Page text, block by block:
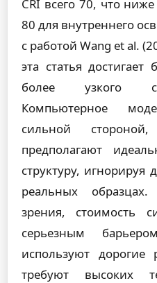
CRI всего 70, что ниже
80 для внутреннего
с работой Wang et al.
эта статья
более узкого
Компьютерное
сильной
предполагают
структуру,
реальных
зрения, стоимость
серьезным
используют дорогие
требуют высоких